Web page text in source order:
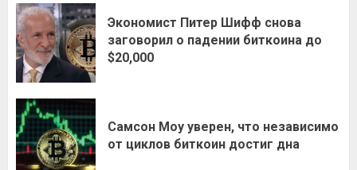
Экономист Питер Шифф снова
заговорил о падении биткоина до
$20,000
Самсон Моу уверен, что независимо
от циклов биткоин достиг дна